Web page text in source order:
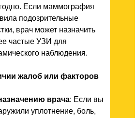
Если маммография
подозрительные
врач может назначить
частые УЗИ для
наблюдения.
жалоб или факторов
врача: Если вы
уплотнение, боль,